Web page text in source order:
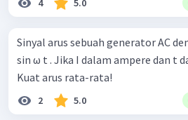
4 5.0
Sinyal arus sebuah generator AC
sin ω t . Jika I dalam ampere dan t
Kuat arus rata-rata!
2 5.0